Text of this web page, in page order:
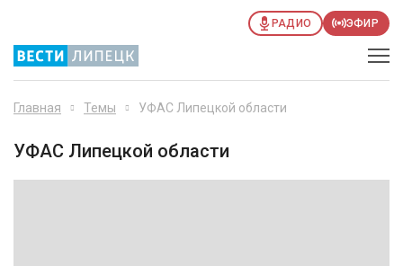
РАДИО ЭФИР
Главная Темы УФАС Липецкой области
УФАС Липецкой области